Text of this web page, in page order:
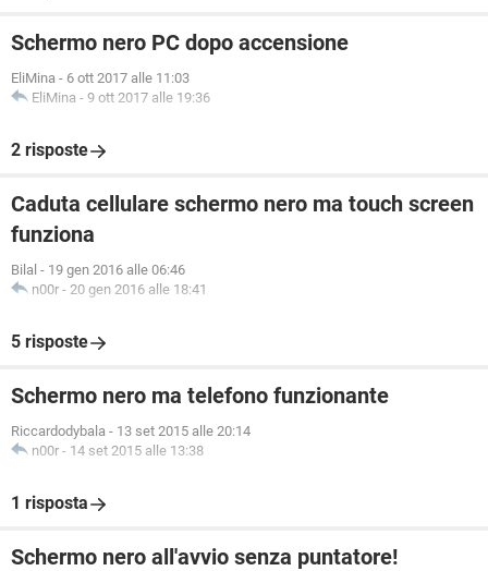
Schermo nero PC dopo accensione
EliMina - 6 ott 2017 alle 11:03
EliMina - 9 ott 2017 alle 19:36
2 risposte
Caduta cellulare schermo nero ma touch screen
funziona
Bilal - 19 gen 2016 alle 06:46
n00r - 20 gen 2016 alle 18:41
5 risposte
Schermo nero ma telefono funzionante
Riccardodybala - 13 set 2015 alle 20:14
n00r - 14 set 2015 alle 13:38
1 risposta
Schermo nero all'avvio senza puntatore!